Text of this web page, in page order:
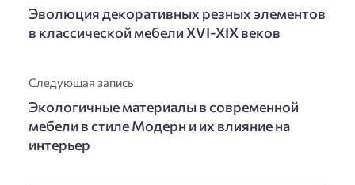
Эволюция декоративных резных элементов
в классической мебели XVI-XIX веков
Следующая запись
Экологичные материалы в современной
мебели в стиле Модерн и их влияние на
интерьер